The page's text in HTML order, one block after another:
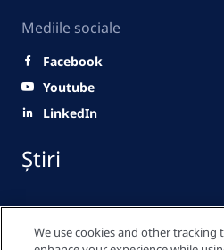
Știri
Centru media
Mediile sociale
Facebook
Youtube
LinkedIn
We use cookies and other tracking